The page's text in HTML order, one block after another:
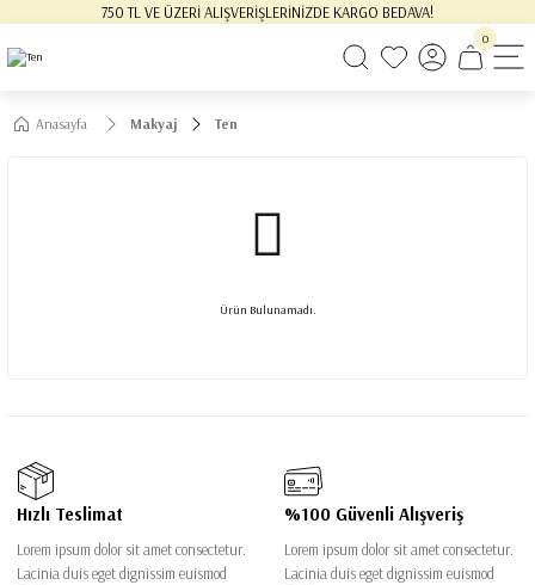
750 TL VE ÜZERİ ALIŞVERİŞLERİNİZDE KARGO BEDAVA!
0
Anasayfa Makyaj Ten
Ürün Bulunamadı.
Hızlı Teslimat
Lorem ipsum dolor sit amet consectetur.
Lacinia duis eget dignissim euismod
%100 Güvenli Alışveriş
Lorem ipsum dolor sit amet consectetur.
Lacinia duis eget dignissim euismod